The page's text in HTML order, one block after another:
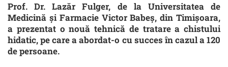
Prof. Dr. Lazăr Fulger, de la Universitatea de
Medicină și Farmacie Victor Babeș, din Timișoara,
a prezentat o nouă tehnică de tratare a chistului
hidatic, pe care a abordat-o cu succes în cazul a 120
de persoane.